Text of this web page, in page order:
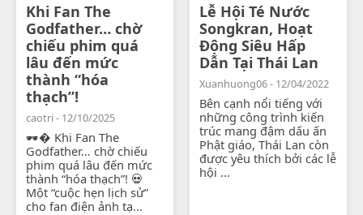
Khi Fan The
Godfather… chờ
chiếu phim quá
lâu đến mức
thành “hóa
thạch”!
caotri - 12/10/2025
🕶� Khi Fan The
Godfather… chờ chiếu
phim quá lâu đến mức
thành “hóa thạch”! 💀
Một “cuộc hẹn lịch sử”
cho fan điện ảnh tạ...
Lễ Hội Té Nước
Songkran, Hoạt
Động Siêu Hấp
Dẫn Tại Thái Lan
Xuanhuong06 - 12/04/2022
Bên cạnh nổi tiếng với
những công trình kiến
trúc mang đậm dấu ấn
Phật giáo, Thái Lan còn
được yêu thích bởi các lễ
hội ...